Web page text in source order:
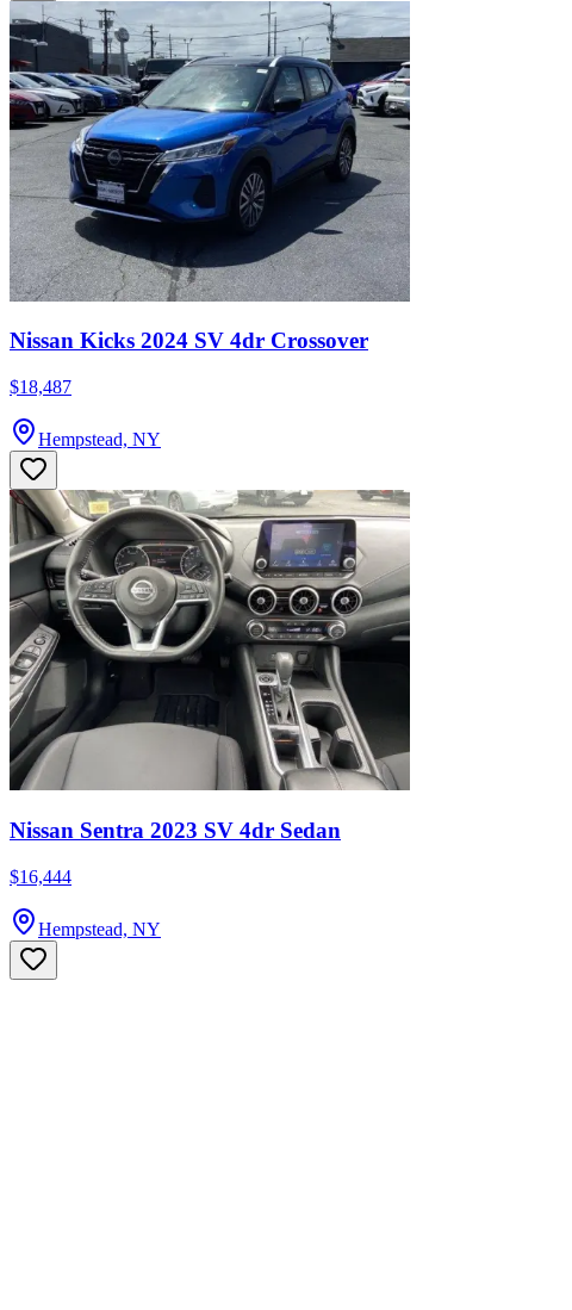
Nissan Kicks 2024 SV 4dr Crossover
$18,487
Hempstead, NY
Nissan Sentra 2023 SV 4dr Sedan
$16,444
Hempstead, NY